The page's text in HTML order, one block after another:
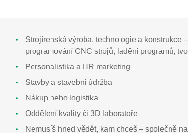
Strojírenská výroba, technologie a konstrukce
programování CNC strojů, ladění programů,
Personalistika a HR marketing
Stavby a stavební údržba
Nákup nebo logistika
Oddělení kvality či 3D laboratoře
Nemusíš hned vědět, kam chceš – společně